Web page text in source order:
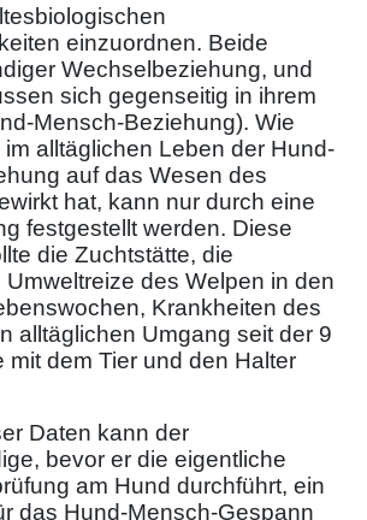
einzuordnen. Beide
Wechselbeziehung, und
sich gegenseitig in ihrem
Mensch-Beziehung). Wie
alltäglichen Leben der Hund-
auf das Wesen des
hat, kann nur durch eine
festgestellt werden. Diese
die Zuchtstätte, die
des Welpen in den
Krankheiten des
alltäglichen Umgang seit der 9
mit dem Tier und den Halter
Daten kann der
bevor er die eigentliche
am Hund durchführt, ein
das Hund-Mensch-Gespann